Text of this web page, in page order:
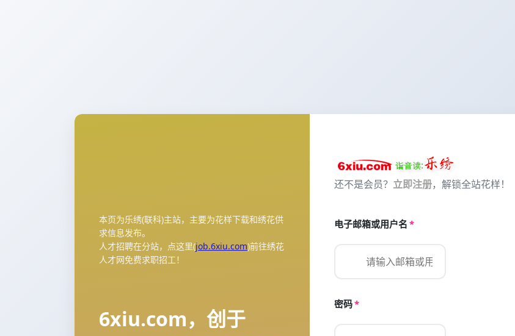
本页为乐绣(联科)主站，主要为花样下载和绣花供
求信息发布。
人才招聘在分站，点这里(job.6xiu.com)前往绣花
人才网免费求职招工！
6xiu.com，创于
还不是会员？ 立即注册，解锁全站花样！
电子邮箱或用户名 *
密码*